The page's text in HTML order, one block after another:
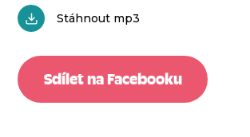
Stáhnout mp3
Sdílet na Facebooku